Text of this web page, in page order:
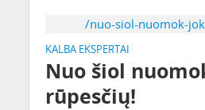
/nuo-siol-nuomok-
KALBA EKSPERTAI
Nuo šiol
rūpesčių!